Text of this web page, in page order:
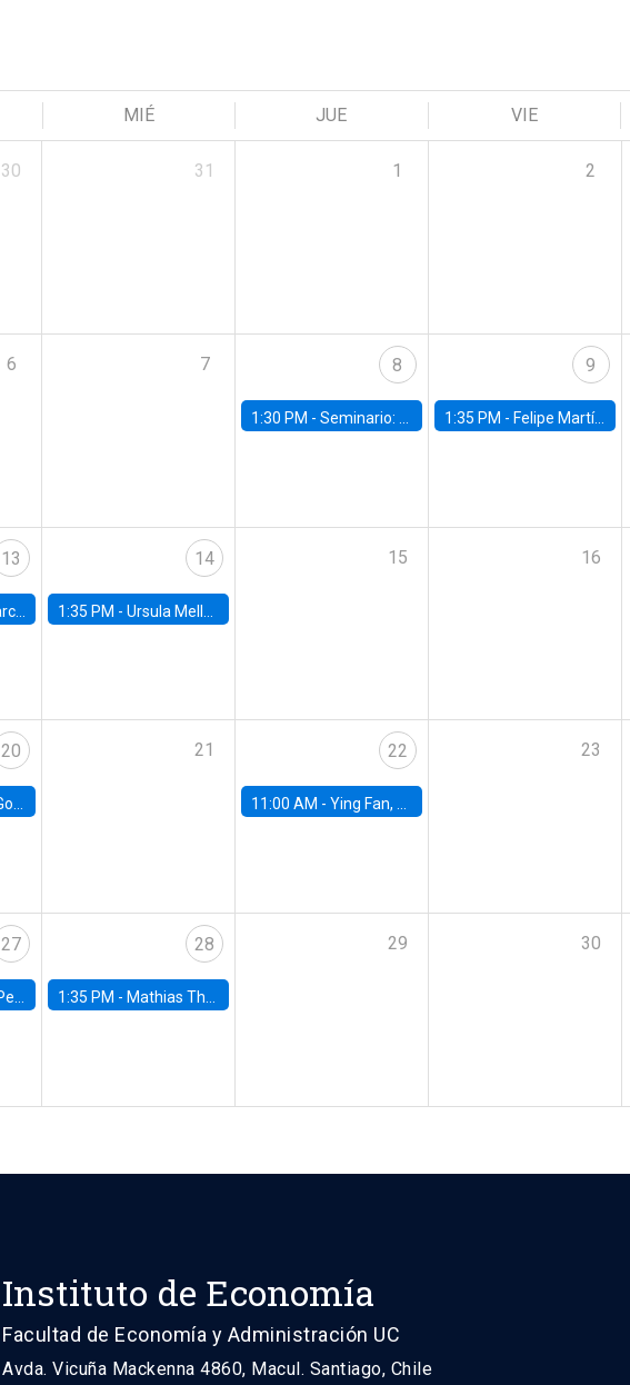
MIÉ JUE VIE
30 31 1 2
6 7 8
1:30 PM -Seminario: “Recuperando la humanidad para progresar en la era de la IA»
9
1:35 PM - Felipe Martínez, alumno Doctorado en Economía UC
13
Andes
14
1:35 PM -Ursula Mello, Insper - Institute of Education and Research
15 16
20 21 22
11:00 AM -Ying Fan, University of Michigan
23
27 28
1:35 PM - Mathias Thoenig, University of Lausanne
29 30
Instituto de Economía
Facultad de Economía y Administración UC
Avda. Vicuña Mackenna 4860, Macul. Santiago, Chile